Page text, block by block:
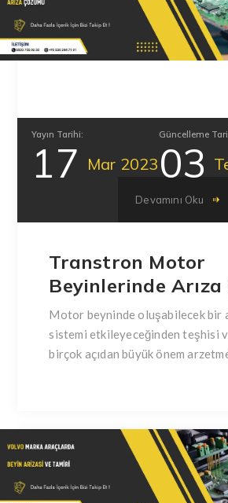
Yayın Tarihi:
17 Mar 2023
Güncelleme
03
Devamını Oku
Transtron Motor
Beyinlerinde Arıza
Motor beyninde oluşabilecek bir
sistemi etkileyeceğinden teşhisi
birçok açıdan büyük önem